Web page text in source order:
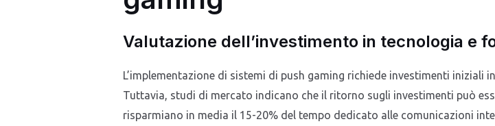
Valutazione dell’investimento in tecnologia e
L’implementazione di sistemi di push gaming richiede investimenti
Tuttavia, studi di mercato indicano che il ritorno sugli investimenti può
risparmiano in media il 15-20% del tempo dedicato alle comunicazioni